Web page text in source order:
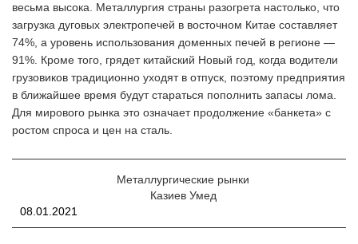
весьма высока. Металлургия страны разогрета настолько, что
загрузка дуговых электропечей в восточном Китае составляет
74%, а уровень использования доменных печей в регионе —
91%. Кроме того, грядет китайский Новый год, когда водители
грузовиков традиционно уходят в отпуск, поэтому предприятия
в ближайшее время будут стараться пополнить запасы лома.
Для мирового рынка это означает продолжение «банкета» с
ростом спроса и цен на сталь.
Металлургические рынки
Казиев Умед
08.01.2021